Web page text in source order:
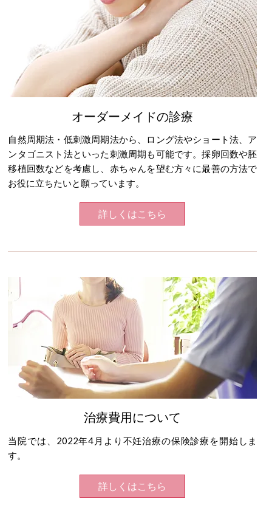
オーダーメイドの診療
自然周期法・低刺激周期法から、ロング法やショート法、ア
ンタゴニスト法といった刺激周期も可能です。採卵回数や胚
移植回数などを考慮し、赤ちゃんを望む方々に最善の方法で
お役に立ちたいと願っています。
詳しくはこちら
治療費用について
当院では、2022年4月より不妊治療の保険診療を開始しま
す。
詳しくはこちら